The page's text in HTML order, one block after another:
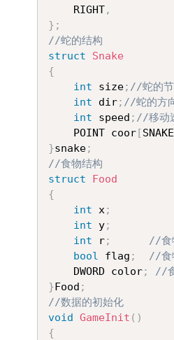
	RIGHT
,
} ;
//蛇的结构
struct
Snake
{
int size; //蛇的
int dir; //蛇的方
int speed ; //移动
	POINT coor
[
}snake;
//食物结构
struct
Food
{
int x;
int y;
int r;
//食
bool flag ;
//食
	DWORD color
;
//
}Food ;
//数据的初始化
void GameInit ( )
{